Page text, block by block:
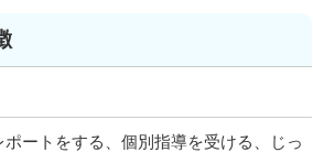
ートをする、個別指導を受ける、じっ